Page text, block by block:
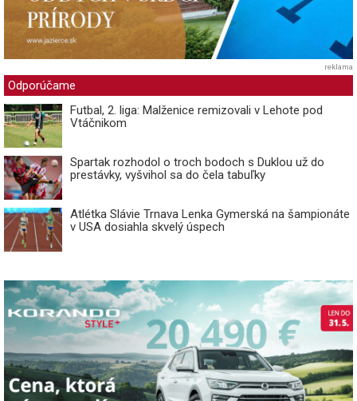
reklama
Odporúčame
Futbal, 2. liga: Malženice remizovali v Lehote pod
Vtáčnikom
Spartak rozhodol o troch bodoch s Duklou už do
prestávky, vyšvihol sa do čela tabuľky
Atlétka Slávie Trnava Lenka Gymerská na šampionáte
v USA dosiahla skvelý úspech